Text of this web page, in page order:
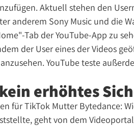
Aktuell stehen den
anderem Sony Music und die
Tab der YouTube-App zu
der User eines der Videos
YouTube teste
erhöhtes
für TikTok Mutter Bytedance:
geht von dem